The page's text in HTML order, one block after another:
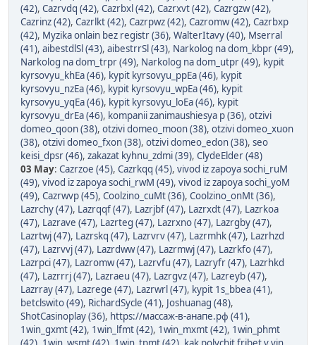
(42), Cazrvdq (42), Cazrbxl (42), Cazrxvt (42), Cazrgzw (42),
Cazrinz (42), Cazrlkt (42), Cazrpwz (42), Cazromw (42), Cazrbxp
(42), Myzika onlain bez registr (36), WalterItavy (40), Mserral
(41), aibestdlSl (43), aibestrrSl (43), Narkolog na dom_kbpr (49),
Narkolog na dom_trpr (49), Narkolog na dom_utpr (49), kypit
kyrsovyu_khEa (46), kypit kyrsovyu_ppEa (46), kypit
kyrsovyu_nzEa (46), kypit kyrsovyu_wpEa (46), kypit
kyrsovyu_yqEa (46), kypit kyrsovyu_loEa (46), kypit
kyrsovyu_drEa (46), kompanii zanimaushiesya p (36), otzivi
domeo_qoon (38), otzivi domeo_moon (38), otzivi domeo_xuon
(38), otzivi domeo_fxon (38), otzivi domeo_edon (38), seo
keisi_dpsr (46), zakazat kyhnu_zdmi (39), ClydeElder (48)
03 May: Cazrzoe (45), Cazrkqq (45), vivod iz zapoya sochi_ruM
(49), vivod iz zapoya sochi_rwM (49), vivod iz zapoya sochi_yoM
(49), Cazrwvp (45), Coolzino_cuMt (36), Coolzino_onMt (36),
Lazrchy (47), Lazrqqf (47), Lazrjbf (47), Lazrxdt (47), Lazrkoa
(47), Lazrave (47), Lazrteg (47), Lazrxno (47), Lazrgby (47),
Lazrtwj (47), Lazrskq (47), Lazrvrv (47), Lazrmhk (47), Lazrhzd
(47), Lazrvvj (47), Lazrdww (47), Lazrmwj (47), Lazrkfo (47),
Lazrpci (47), Lazromw (47), Lazrvfu (47), Lazryfr (47), Lazrhkd
(47), Lazrrrj (47), Lazraeu (47), Lazrgvz (47), Lazreyb (47),
Lazrray (47), Lazrege (47), Lazrwrl (47), kypit 1s_bbea (41),
betclswito (49), RichardSycle (41), Joshuanag (48),
ShotCasinoplay (36), https://массаж-в-анапе.рф (41),
1win_gxmt (42), 1win_lfmt (42), 1win_mxmt (42), 1win_phmt